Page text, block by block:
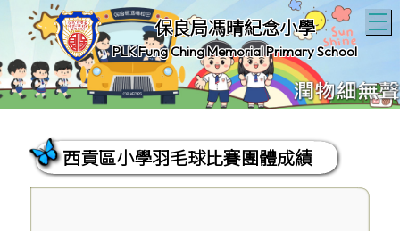
保良局馮晴紀念小學
PLK Fung Ching Memorial Primary School
西貢區小學羽毛球比賽團體成績